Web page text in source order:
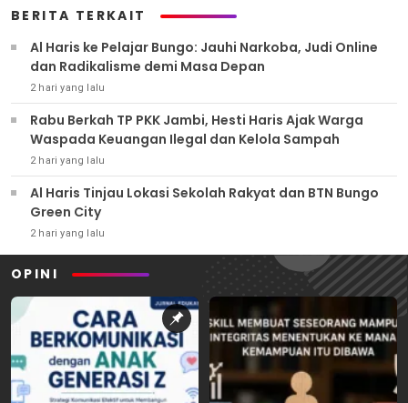
BERITA TERKAIT
Al Haris ke Pelajar Bungo: Jauhi Narkoba, Judi Online
dan Radikalisme demi Masa Depan
2 hari yang lalu
Rabu Berkah TP PKK Jambi, Hesti Haris Ajak Warga
Waspada Keuangan Ilegal dan Kelola Sampah
2 hari yang lalu
Al Haris Tinjau Lokasi Sekolah Rakyat dan BTN Bungo
Green City
2 hari yang lalu
OPINI